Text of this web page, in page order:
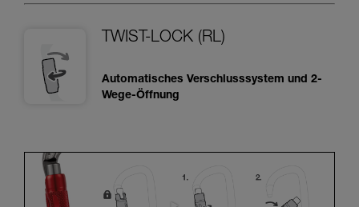
TWIST-LOCK (RL)
Automatisches Verschlusssystem und 2-
Wege-Öffnung